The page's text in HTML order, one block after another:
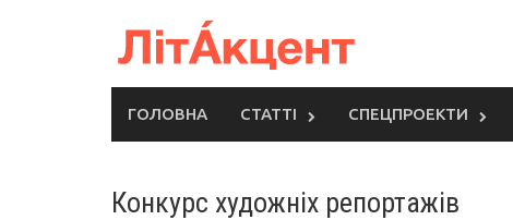
ГОЛОВНА СТАТТІ СПЕЦПРОЕКТИ
Конкурс художніх репортажів